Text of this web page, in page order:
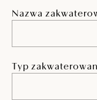
Nazwa
Typ